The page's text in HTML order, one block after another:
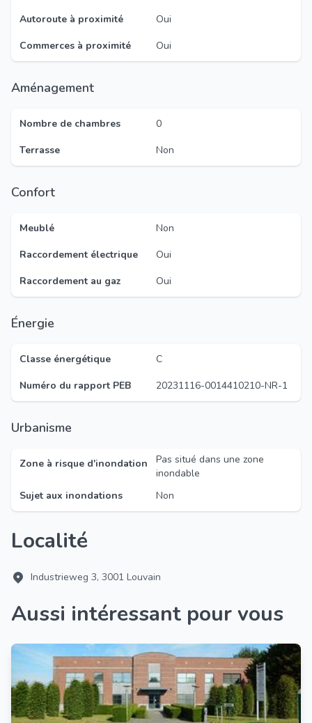
Autoroute à proximité
Oui
Commerces à proximité
Oui
Aménagement
Nombre de chambres
0
Terrasse
Non
Confort
Meublé
Non
Raccordement électrique
Oui
Raccordement au gaz
Oui
Énergie
Classe énergétique
C
Numéro du rapport PEB
20231116-0014410210-NR-1
Urbanisme
Zone à risque d'inondation
Pas situé dans une zone
inondable
Sujet aux inondations
Non
Localité
Industrieweg 3, 3001 Louvain
Aussi intéressant pour vous